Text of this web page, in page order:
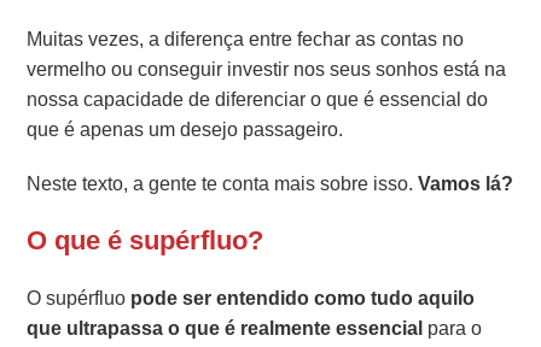
Muitas vezes, a diferença entre fechar as contas no
vermelho ou conseguir investir nos seus sonhos está na
nossa capacidade de diferenciar o que é essencial do
que é apenas um desejo passageiro.
Neste texto, a gente te conta mais sobre isso.Vamos lá?
O que é supérfluo?
O supérfluo pode ser entendido como tudo aquilo
que ultrapassa o que é realmente essencial para o